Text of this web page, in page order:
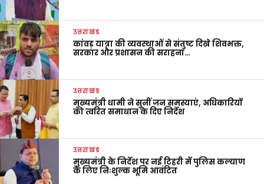
उत्तराखंड
कांवड़ यात्रा की व्यवस्थाओं से संतुष्ट दिखे शिवभक्त,
सरकार और प्रशासन की सराहना…
उत्तराखंड
मुख्यमंत्री धामी ने सुनीं जन समस्याएं, अधिकारियों
को त्वरित समाधान के दिए निर्देश
उत्तराखंड
मुख्यमंत्री के निर्देश पर नई टिहरी में पुलिस कल्याण
के लिए निःशुल्क भूमि आवंटित